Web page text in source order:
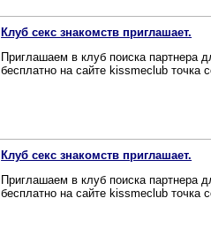
Клуб секс знакомств приглашает.
Приглашаем в клуб поиска партнера
бесплатно на сайте kissmeclub точка
Клуб секс знакомств приглашает.
Приглашаем в клуб поиска партнера
бесплатно на сайте kissmeclub точка